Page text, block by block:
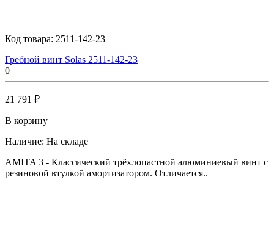
Код товара: 2511-142-23
Гребной винт Solas 2511-142-23
0
21 791 ₽
В корзину
Наличие: На складе
AMITA 3 - Классический трёхлопастной алюминиевый винт с
резиновой втулкой амортизатором. Отличается..